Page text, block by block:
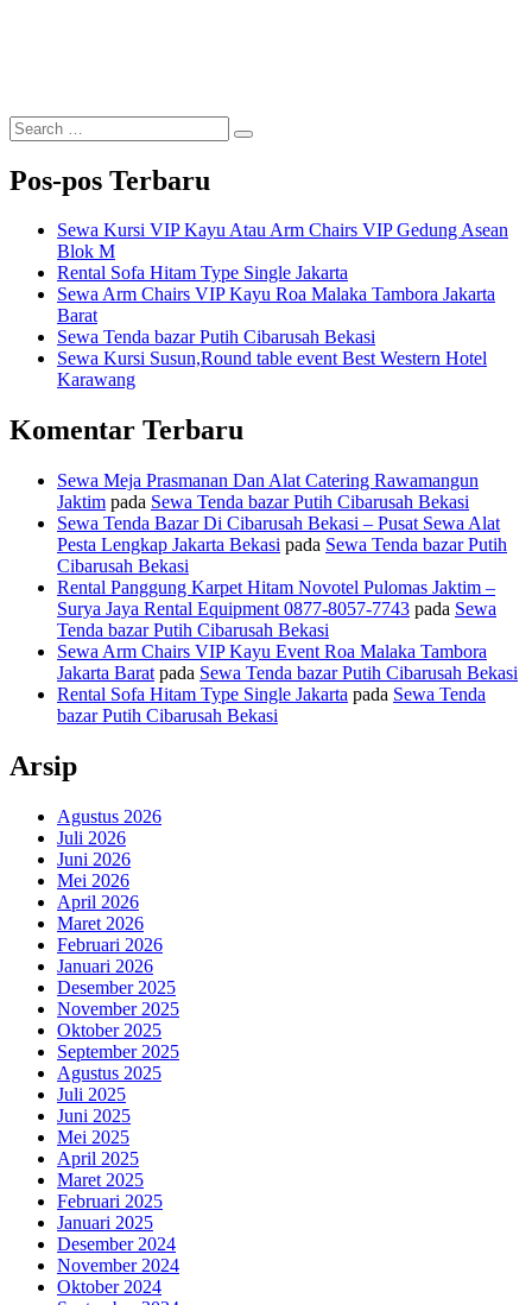
Search
for:
Search
Pos-pos Terbaru
Sewa Kursi VIP Kayu Atau Arm Chairs VIP Gedung Asean
Blok M
Rental Sofa Hitam Type Single Jakarta
Sewa Arm Chairs VIP Kayu Roa Malaka Tambora Jakarta
Barat
Sewa Tenda bazar Putih Cibarusah Bekasi
Sewa Kursi Susun,Round table event Best Western Hotel
Karawang
Komentar Terbaru
Sewa Meja Prasmanan Dan Alat Catering Rawamangun
Jaktim pada Sewa Tenda bazar Putih Cibarusah Bekasi
Sewa Tenda Bazar Di Cibarusah Bekasi – Pusat Sewa Alat
Pesta Lengkap Jakarta Bekasi pada Sewa Tenda bazar Putih
Cibarusah Bekasi
Rental Panggung Karpet Hitam Novotel Pulomas Jaktim –
Surya Jaya Rental Equipment 0877-8057-7743 pada Sewa
Tenda bazar Putih Cibarusah Bekasi
Sewa Arm Chairs VIP Kayu Event Roa Malaka Tambora
Jakarta Barat pada Sewa Tenda bazar Putih Cibarusah Bekasi
Rental Sofa Hitam Type Single Jakarta pada Sewa Tenda
bazar Putih Cibarusah Bekasi
Arsip
Agustus 2026
Juli 2026
Juni 2026
Mei 2026
April 2026
Maret 2026
Februari 2026
Januari 2026
Desember 2025
November 2025
Oktober 2025
September 2025
Agustus 2025
Juli 2025
Juni 2025
Mei 2025
April 2025
Maret 2025
Februari 2025
Januari 2025
Desember 2024
November 2024
Oktober 2024